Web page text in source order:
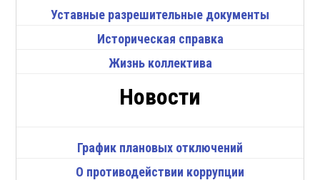
Уставные разрешительные документы
Историческая справка
Жизнь коллектива
Новости
График плановых отключений
О противодействии коррупции